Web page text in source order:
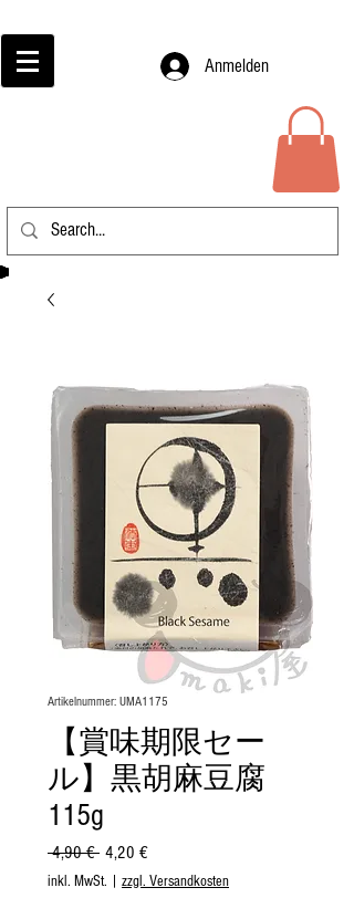
Anmelden
Artikelnummer: UMA1175
【賞味期限セー
ル】黒胡麻豆腐
115g
4,90 € Standardpreis
4,20 €Sale-
Preis
inkl. MwSt. zzgl. Versandkosten